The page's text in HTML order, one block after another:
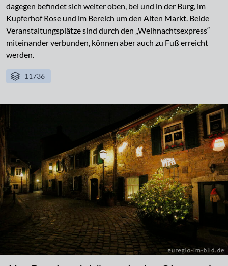
dagegen befindet sich weiter oben, bei und in der Burg, im
Kupferhof Rose und im Bereich um den Alten Markt. Beide
Veranstaltungsplätze sind durch den „Weihnachtsexpress“
miteinander verbunden, können aber auch zu Fuß erreicht
werden.
11736